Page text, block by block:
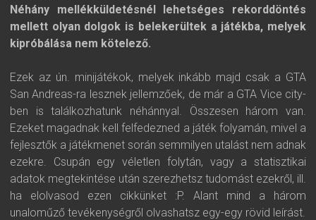
Néhány mellékküldetésnél lehetséges rekorddöntés
mellett olyan dolgok is belekerültek a játékba, melyek
kipróbálása nem kötelező.
Ezek az ún. minijátékok, melyek inkább majd csak a GTA
San Andreas-ra lesznek jellemzőek, de már a GTA Vice city-
ben is találkozhatunk néhánnyal. Összesen három van.
Ezeket magadnak kell felfedezned a játék folyamán, mivel a
fejlesztők a játékmenet során semmilyen utalást nem adnak
ezekre. Csupán egy véletlen folytán, vagy a statisztikai
adatok megtekintése után szerezhetsz tudomást ezekről, ill.
ha elolvasod ezen cikkünket :P. Alant mind a három
unaloműző tevékenységről olvashatsz egy-egy rövid leírást.